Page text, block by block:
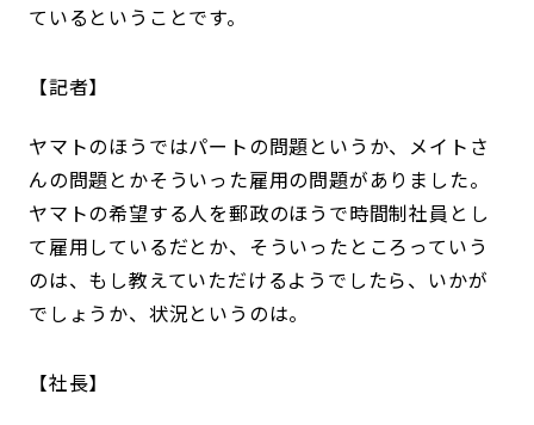
ているということです。
記者
ヤマトのほうではパートの問題というか、メイトさ
んの問題とかそういった雇用の問題がありました。
ヤマトの希望する人を郵政のほうで時間制社員とし
て雇用しているだとか、そういったところっていう
のは、もし教えていただけるようでしたら、いかが
でしょうか、状況というのは。
社長